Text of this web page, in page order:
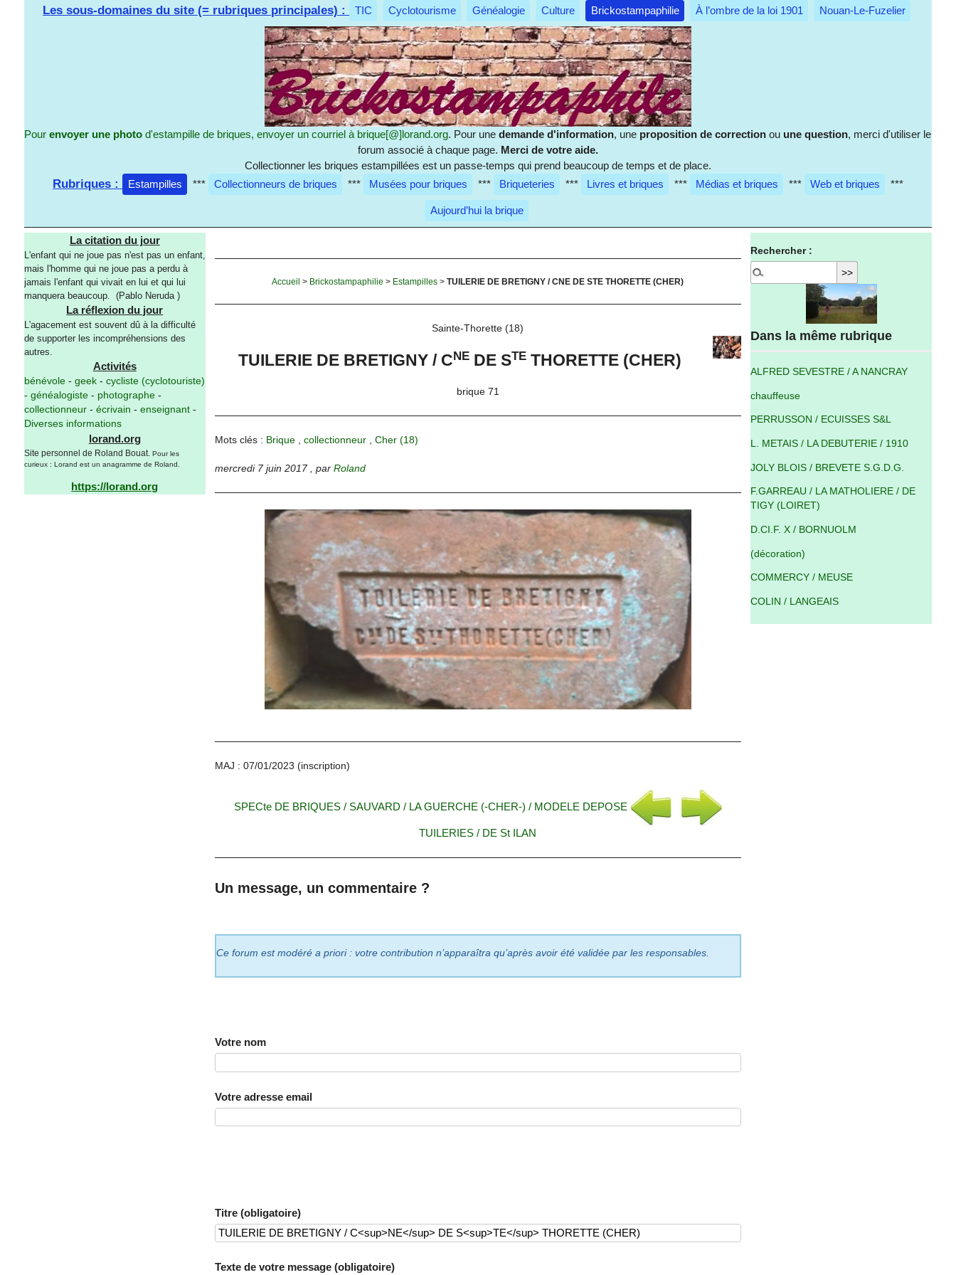
Les sous-domaines du site (= rubriques principales) : TIC Cyclotourisme Généalogie Culture Brickostampaphilie À l’ombre de la loi 1901 Nouan-Le-Fuzelier
Pourenvoyer une photo d'estampille de briques, envoyer un courriel à brique[@]lorand.org. Pour unedemande d'information, une proposition de correction ou une question, merci d'utiliser le
forum associé à chaque page. Merci de votre aide.
Collectionner les briques estampillées est un passe-temps qui prend beaucoup de temps et de place.
Rubriques : Estampilles *** Collectionneurs de briques *** Musées pour briques *** Briqueteries *** Livres et briques *** Médias et briques *** Web et briques ***
Aujourd’hui la brique
La citation du jour
L'enfant qui ne joue pas n'est pas un enfant,
mais l'homme qui ne joue pas a perdu à
jamais l'enfant qui vivait en lui et qui lui
manquera beaucoup. (Pablo Neruda )
La réflexion du jour
L'agacement est souvent dû à la difficulté
de supporter les incompréhensions des
autres.
Activités
bénévole- geek- cycliste (cyclotouriste)
- généalogiste- photographe-
collectionneur- écrivain - enseignant-
Diverses informations
lorand.org
Site personnel de Roland Bouat. Pour les
curieux : Lorand est un anagramme de Roland.
https://lorand.org
Accueil > Brickostampaphilie > Estampilles >TUILERIE DE BRETIGNY / CNE DE STE THORETTE (CHER)
Sainte-Thorette (18)
TUILERIE DE BRETIGNY / CNE DE STE THORETTE (CHER)
brique 71
Mots clés : Brique, collectionneur, Cher (18)
mercredi 7 juin 2017 , par Roland
MAJ : 07/01/2023 (inscription)
SPECte DE BRIQUES / SAUVARD / LA GUERCHE (-CHER-) / MODELE DEPOSE
TUILERIES / DE St ILAN
Un message, un commentaire ?
Ce forum est modéré a priori : votre contribution n’apparaîtra qu’après avoir été validée par les responsables.
Votre nom
Votre adresse email
Titre (obligatoire)
Texte de votre message (obligatoire)
Rechercher :
Dans la même rubrique
ALFRED SEVESTRE / A NANCRAY
chauffeuse
PERRUSSON / ECUISSES S&L
L. METAIS / LA DEBUTERIE / 1910
JOLY BLOIS / BREVETE S.G.D.G.
F.GARREAU / LA MATHOLIERE / DE
TIGY (LOIRET)
D.CI.F. X / BORNUOLM
(décoration)
COMMERCY / MEUSE
COLIN / LANGEAIS